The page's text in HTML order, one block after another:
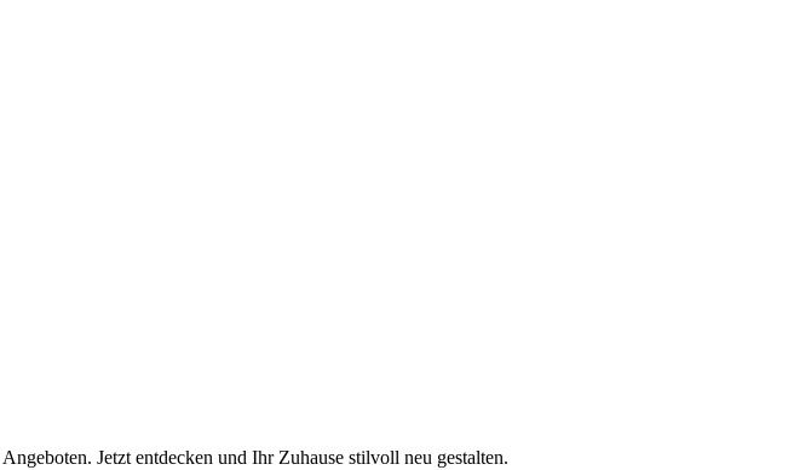
Angeboten. Jetzt entdecken und Ihr Zuhause stilvoll neu gestalten.